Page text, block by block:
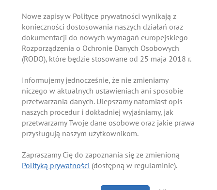
Nowe zapisy w Polityce prywatności wynikają z
konieczności dostosowania naszych działań oraz
dokumentacji do nowych wymagań europejskiego
Rozporządzenia o Ochronie Danych Osobowych
(RODO), które będzie stosowane od 25 maja 2018 r.
Informujemy jednocześnie, że nie zmieniamy
niczego w aktualnych ustawieniach ani sposobie
przetwarzania danych. Ulepszamy natomiast opis
naszych procedur i dokładniej wyjaśniamy, jak
przetwarzamy Twoje dane osobowe oraz jakie prawa
przysługują naszym użytkownikom.
Zapraszamy Cię do zapoznania się ze zmienioną
Polityką prywatności (dostępną w regulaminie).